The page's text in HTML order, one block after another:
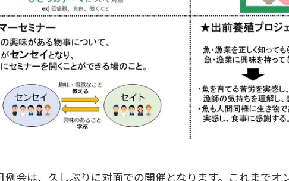
会は、久しぶりに対面での開催となります。これまでオ